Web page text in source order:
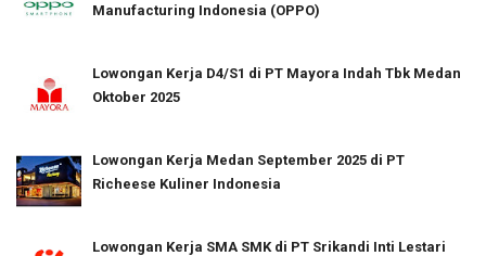
Manufacturing Indonesia (OPPO)
Lowongan Kerja D4/S1 di PT Mayora Indah Tbk Medan
Oktober 2025
Lowongan Kerja Medan September 2025 di PT
Richeese Kuliner Indonesia
Lowongan Kerja SMA SMK di PT Srikandi Inti Lestari